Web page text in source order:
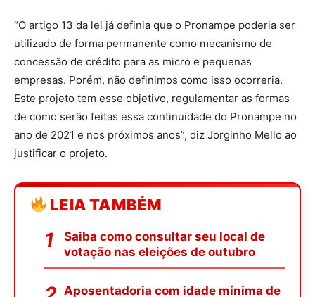
“O artigo 13 da lei já definia que o Pronampe poderia ser
utilizado de forma permanente como mecanismo de
concessão de crédito para as micro e pequenas
empresas. Porém, não definimos como isso ocorreria.
Este projeto tem esse objetivo, regulamentar as formas
de como serão feitas essa continuidade do Pronampe no
ano de 2021 e nos próximos anos”, diz Jorginho Mello ao
justificar o projeto.
LEIA TAMBÉM
Saiba como consultar seu local de
votação nas eleições de outubro
Aposentadoria com idade mínima de